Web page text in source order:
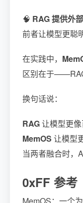
🧠 RAG 提供外
前者让模型更聪
在实践中，
区别在于
换句话说：
RAG让模型更像
MemOS 让模型
当两者融合时，
0xFF 参考